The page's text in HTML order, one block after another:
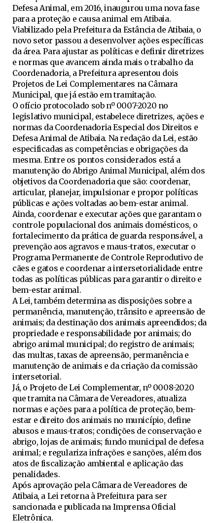
Defesa Animal, em 2016, inaugurou uma nova fase
para a proteção e causa animal em Atibaia.
Viabilizado pela Prefeitura da Estância de Atibaia, o
novo setor passou a desenvolver ações específicas
da área. Para ajustar as políticas e definir diretrizes
e normas que avancem ainda mais o trabalho da
Coordenadoria, a Prefeitura apresentou dois
Projetos de Lei Complementares na Câmara
Municipal, que já estão em tramitação.
O ofício protocolado sob nº 0007-2020 no
legislativo municipal, estabelece diretrizes, ações e
normas da Coordenadoria Especial dos Direitos e
Defesa Animal de Atibaia. Na redação da Lei, estão
especificadas as competências e obrigações da
mesma. Entre os pontos considerados está a
manutenção do Abrigo Animal Municipal, além dos
objetivos da Coordenadoria que são: coordenar,
articular, planejar, impulsionar e propor políticas
públicas e ações voltadas ao bem-estar animal.
Ainda, coordenar e executar ações que garantam o
controle populacional dos animais domésticos, o
fortalecimento da prática de guarda responsável, a
prevenção aos agravos e maus-tratos, executar o
Programa Permanente de Controle Reprodutivo de
cães e gatos e coordenar a intersetorialidade entre
todas as políticas públicas para garantir o direito e
bem-estar animal.
A Lei, também determina as disposições sobre a
permanência, manutenção, trânsito e apreensão de
animais; da destinação dos animais apreendidos; da
propriedade e responsabilidade por animais; do
abrigo animal municipal; do registro de animais;
das multas, taxas de apreensão, permanência e
manutenção de animais e da criação da comissão
intersetorial.
Já, o Projeto de Lei Complementar, nº 0008-2020
que tramita na Câmara de Vereadores, atualiza
normas e ações para a política de proteção, bem-
estar e direito dos animais no município, define
abusos e maus-tratos; condições de conservação e
abrigo, lojas de animais; fundo municipal de defesa
animal; e regulariza infrações e sanções, além dos
atos de fiscalização ambiental e aplicação das
penalidades.
Após aprovação pela Câmara de Vereadores de
Atibaia, a Lei retorna à Prefeitura para ser
sancionada e publicada na Imprensa Oficial
Eletrônica.